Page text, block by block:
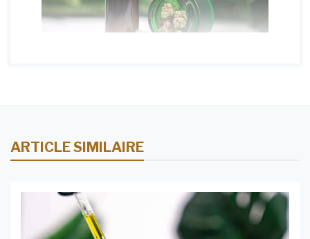
ARTICLE SIMILAIRE